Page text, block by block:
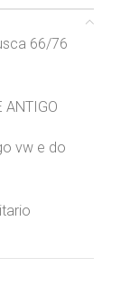
66/76
vw e do